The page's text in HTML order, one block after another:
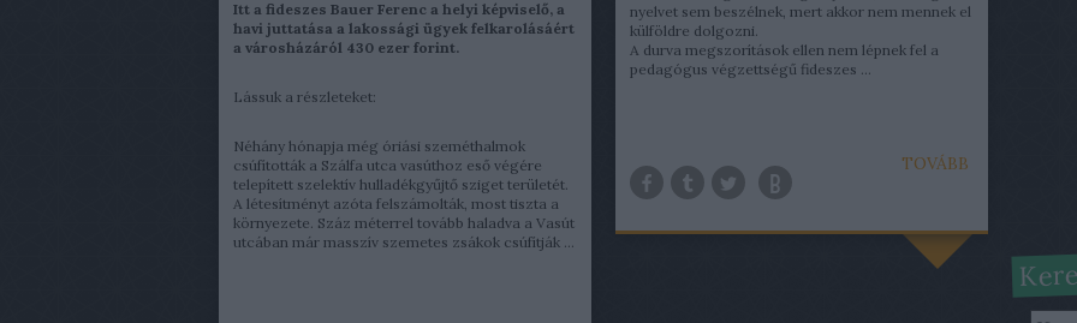
Itt a fideszes Bauer Ferenc a helyi képviselő, a
havi juttatása a lakossági ügyek felkarolásáért
a városházáról 430 ezer forint.
Lássuk a részleteket:
Néhány hónapja még óriási szeméthalmok
csúfították a Szálfa utca vasúthoz eső végére
telepített szelektív hulladékgyűjtő sziget területét.
A létesítményt azóta felszámolták, most tiszta a
környezete. Száz méterrel tovább haladva a Vasút
utcában már masszív szemetes zsákok csúfítják ...
nyelvet sem beszélnek, mert akkor nem mennek el
külföldre dolgozni.
A durva megszorítások ellen nem lépnek fel a
pedagógus végzettségű fideszes ...
TOVÁBB